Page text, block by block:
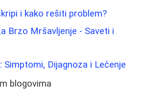
i kako rešiti problem?
Brzo Mršavljenje - Saveti i
Simptomi, Dijagnoza i Lečenje
blogovima